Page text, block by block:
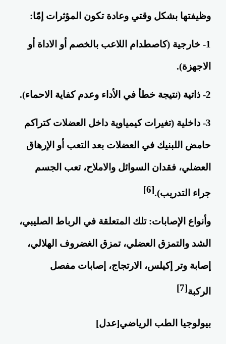
وظيفتها بشكل وقتي وعادة تكون المؤثرات إمّا:
1- خارجية (كاصطدام اللاعب بالخصم أو الاداة أو
الاجهزة).
2- ذاتية (نتيجة خطأ في الأداء وعدم كفاية الاحماء).
3- داخلية (تغيرات كيمياوية داخل العضلات كتراكم
حامض اللبنيك في العضلات بعد التعب أو الإرهاق
العضلي، فقدان السوائل والاملاح، تعب الجسم
جراء التدريب).[6]
وأنواع الإصابات: تلك المتعلقة في الرباط الصليبي،
الشد والتمزق العضلي، تمزق الغضروف الهلالي،
إصابة وتر إكيلس، الارتجاج، إصابات مفصل
الركبة[7]
بيولوجيا الطب الرياضي[عدل]